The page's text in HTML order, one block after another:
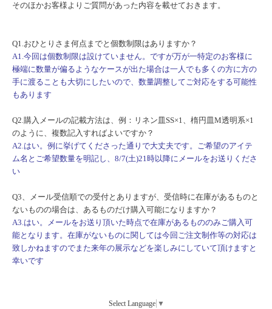
そのほかお客様よりご質問があった内容を載せておきます。
Q1.おひとりさま何点までと個数制限はありますか？
A1.今回は個数制限は設けていません。 ですが万が一特定のお客様に
極端に数量が偏るようなケースが出た場合は一人でも多くの方に方の
手に渡ることも大切にしたいので、 数量調整してご対応をする可能性
もあります
Q2.購入メールの記載方法は、例：リネン皿SS×1、 楕円皿M透明系×1
のように、複数記入すればよいですか？
A2.はい。例に挙げてくださった通りで大丈夫です。 ご希望のアイテ
ム名とご希望数量を明記し、8/7(土)21時以降にメールをお送りくださ
い
Q3、メール受信順での受付とありますが、 受信時に在庫があるものと
ないものの場合は、 あるものだけ購入可能になりますか？
A3.はい。メールをお送り頂いた時点で在庫があるもののみご購入可
能となります。在庫がないものに関しては今回ご注文制作等の対応は
致しかねますのでまた来年の展示などを楽しみにしていて頂けますと
幸いです
Select Language ▼